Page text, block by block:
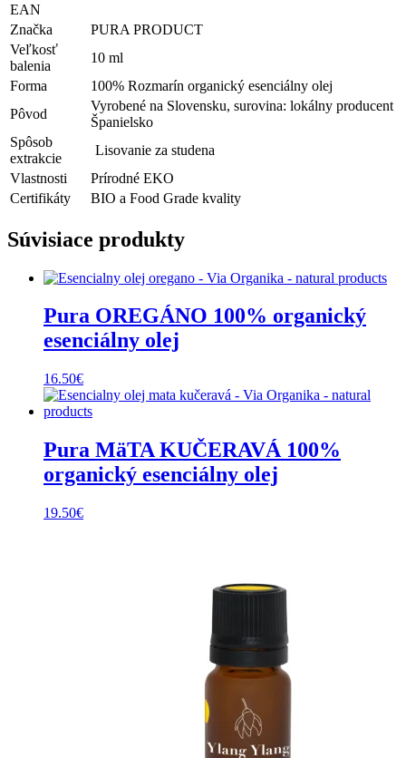
EAN
Značka
PURA PRODUCT
Veľkosť
balenia
10 ml
Forma
100% Rozmarín organický esenciálny olej
Pôvod
Vyrobené na Slovensku, surovina: lokálny producent
Španielsko
Spôsob
extrakcie
Lisovanie za studena
Vlastnosti
Prírodné EKO
Certifikáty
BIO a Food Grade kvality
Súvisiace produkty
Pura OREGÁNO 100% organický
esenciálny olej
16.50€
Pura MäTA KUČERAVÁ 100%
organický esenciálny olej
19.50€